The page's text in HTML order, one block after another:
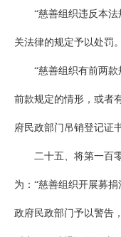
“慈善组织违反本
关法律的规定予以处罚。
“慈善组织有前两
前款规定的情形，或者
府民政部门吊销登记证
二十五、将第一百
为：“慈善组织开展募
政府民政部门予以警告